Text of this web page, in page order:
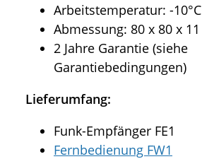
Arbeitstemperatur: -
Abmessung: 80 x 80 x
2 Jahre Garantie (siehe
Garantiebedingungen)
Lieferumfang:
Funk-Empfänger FE1
Fernbedienung FW1